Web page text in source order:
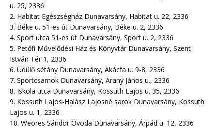
u. 25, 2336
2. Habitat Egészségház Dunavarsány, Habitat u. 22, 2336
3. Béke u. 51-es út Dunavarsány, Béke u. 2, 2336
4. Sport utca 51-es út Dunavarsány, Sport u. 2, 2336
5. Petőfi Művelődési Ház és Könyvtár Dunavarsány, Szent
István Tér 1, 2336
6. Üdülő sétány Dunavarsány, Akácfa u. 9-8, 2336
7. Sportcsarnok Dunavarsány, Arany János u., 2336
8. Iskola utca Dunavarsány, Kossuth Lajos u. 35, 2336
9. Kossuth Lajos-Halász Lajosné sarok Dunavarsány, Kossuth
Lajos u. 1, 2336
10. Weöres Sándor Óvoda Dunavarsány, Árpád u. 12, 2336